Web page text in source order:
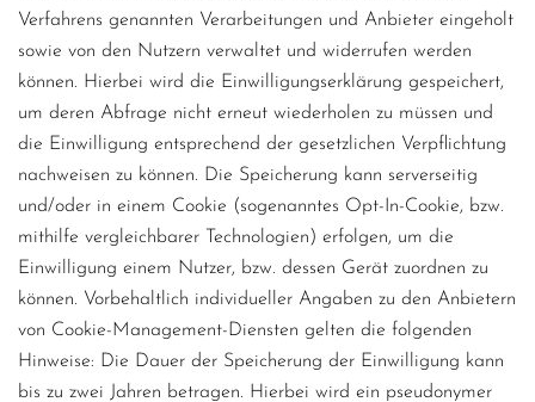
Verfahrens genannten Verarbeitungen und Anbieter eingeholt
sowie von den Nutzern verwaltet und widerrufen werden
können. Hierbei wird die Einwilligungserklärung gespeichert,
um deren Abfrage nicht erneut wiederholen zu müssen und
die Einwilligung entsprechend der gesetzlichen Verpflichtung
nachweisen zu können. Die Speicherung kann serverseitig
und/oder in einem Cookie (sogenanntes Opt-In-Cookie, bzw.
mithilfe vergleichbarer Technologien) erfolgen, um die
Einwilligung einem Nutzer, bzw. dessen Gerät zuordnen zu
können. Vorbehaltlich individueller Angaben zu den Anbietern
von Cookie-Management-Diensten gelten die folgenden
Hinweise: Die Dauer der Speicherung der Einwilligung kann
bis zu zwei Jahren betragen. Hierbei wird ein pseudonymer